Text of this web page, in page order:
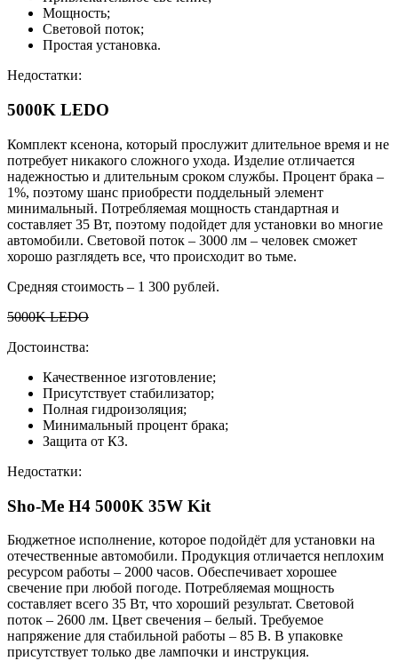
Мощность;
Световой поток;
Простая установка.
Недостатки:
5000K LEDO
Комплект ксенона, который прослужит длительное время и не
потребует никакого сложного ухода. Изделие отличается
надежностью и длительным сроком службы. Процент брака –
1%, поэтому шанс приобрести поддельный элемент
минимальный. Потребляемая мощность стандартная и
составляет 35 Вт, поэтому подойдет для установки во многие
автомобили. Световой поток – 3000 лм – человек сможет
хорошо разглядеть все, что происходит во тьме.
Средняя стоимость – 1 300 рублей.
5000K LEDO
Достоинства:
Качественное изготовление;
Присутствует стабилизатор;
Полная гидроизоляция;
Минимальный процент брака;
Защита от КЗ.
Недостатки:
Sho-Me H4 5000K 35W Kit
Бюджетное исполнение, которое подойдёт для установки на
отечественные автомобили. Продукция отличается неплохим
ресурсом работы – 2000 часов. Обеспечивает хорошее
свечение при любой погоде. Потребляемая мощность
составляет всего 35 Вт, что хороший результат. Световой
поток – 2600 лм. Цвет свечения – белый. Требуемое
напряжение для стабильной работы – 85 В. В упаковке
присутствует только две лампочки и инструкция.